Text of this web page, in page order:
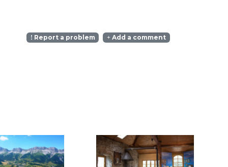
Report a problem Add a comment